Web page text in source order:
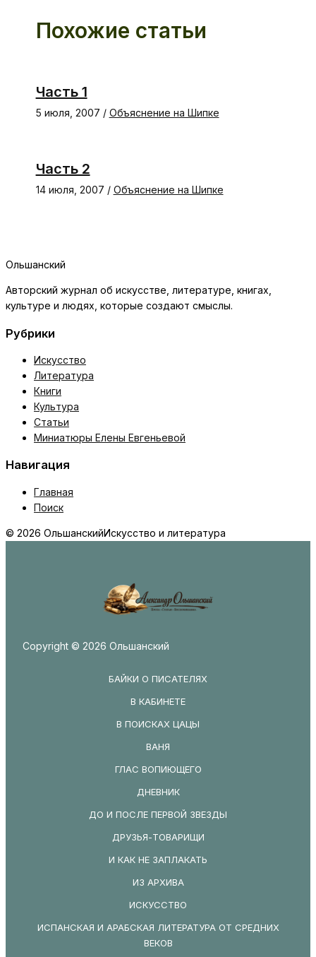
Похожие статьи
Часть 1
5 июля, 2007 / Объяснение на Шипке
Часть 2
14 июля, 2007 / Объяснение на Шипке
Ольшанский
Авторский журнал об искусстве, литературе, книгах,
культуре и людях, которые создают смыслы.
Рубрики
Искусство
Литература
Книги
Культура
Статьи
Миниатюры Елены Евгеньевой
Навигация
Главная
Поиск
© 2026 ОльшанскийИскусство и литература
Copyright © 2026 Ольшанский
БАЙКИ О ПИСАТЕЛЯХ
В КАБИНЕТЕ
В ПОИСКАХ ЦАЦЫ
ВАНЯ
ГЛАС ВОПИЮЩЕГО
ДНЕВНИК
ДО И ПОСЛЕ ПЕРВОЙ ЗВЕЗДЫ
ДРУЗЬЯ-ТОВАРИЩИ
И КАК НЕ ЗАПЛАКАТЬ
ИЗ АРХИВА
ИСКУССТВО
ИСПАНСКАЯ И АРАБСКАЯ ЛИТЕРАТУРА ОТ СРЕДНИХ
ВЕКОВ